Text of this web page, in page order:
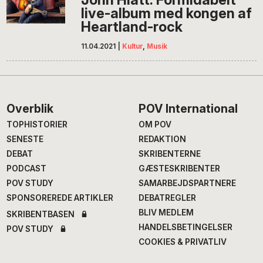
live-album med kongen af
Heartland-rock
11.04.2021 Kultur, Musik
Footer
Overblik
TOPHISTORIER
SENESTE
DEBAT
PODCAST
POV STUDY
SPONSOREREDE ARTIKLER
SKRIBENTBASEN
POV STUDY
POV International
OM POV
REDAKTION
SKRIBENTERNE
GÆSTESKRIBENTER
SAMARBEJDSPARTNERE
DEBATREGLER
BLIV MEDLEM
HANDELSBETINGELSER
COOKIES & PRIVATLIV